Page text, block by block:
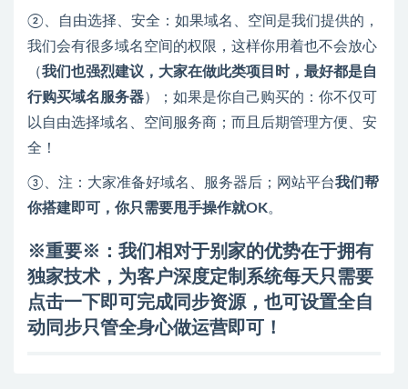
②、自由选择、安全：如果域名、空间是我们提供的，
我们会有很多域名空间的权限，这样你用着也不会放心
（我们也强烈建议，大家在做此类项目时，最好都是自
行购买域名服务器）；如果是你自己购买的：你不仅可
以自由选择域名、空间服务商；而且后期管理方便、安
全！
③、注：大家准备好域名、服务器后；网站平台我们帮
你搭建即可，你只需要甩手操作就OK。
※重要※ ：我们相对于别家的优势在于拥有
独家技术，为客户深度定制系统每天只需要
点击一下即可完成同步资源，也可设置全自
动同步只管全身心做运营即可！